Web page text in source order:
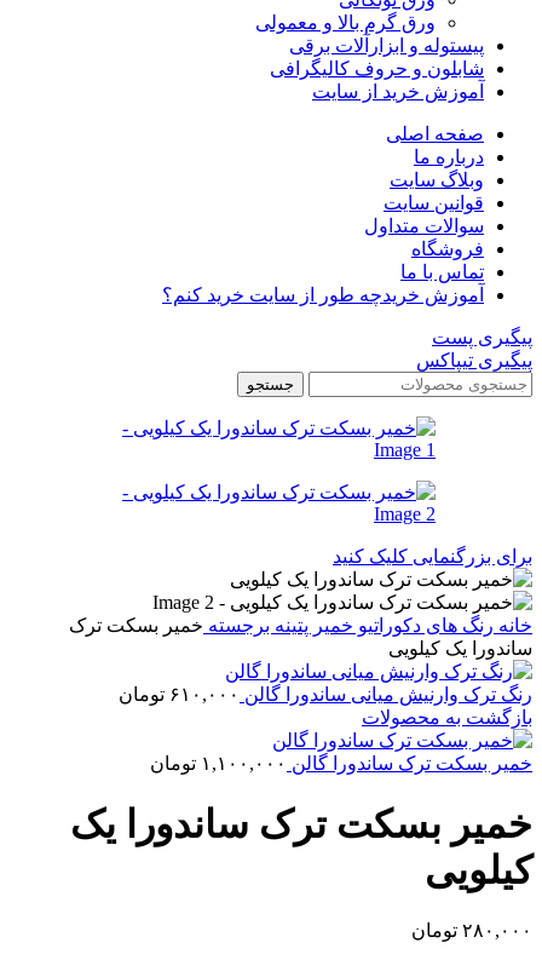
ورق گرم بالا و معمولی
پیستوله و ابزارآلات برقی
شابلون و حروف کالیگرافی
آموزش خرید از سایت
صفحه اصلی
درباره ما
وبلاگ سایت
قوانین سایت
سوالات متداول
فروشگاه
تماس با ما
آموزش خریدچه طور از سایت خرید کنم؟
پیگیری پست
پیگیری تیپاکس
جستجو
برای بزرگنمایی کلیک کنید
خانه رنگ های دکوراتیو خمیر پتینه برجسته خمیر بسکت ترک
ساندورا یک کیلویی
رنگ ترک وارنیش میانی ساندورا گالن ۶۱۰,۰۰۰ تومان
بازگشت به محصولات
خمیر بسکت ترک ساندورا گالن ۱,۱۰۰,۰۰۰ تومان
خمیر بسکت ترک ساندورا یک
کیلویی
۲۸۰,۰۰۰ تومان